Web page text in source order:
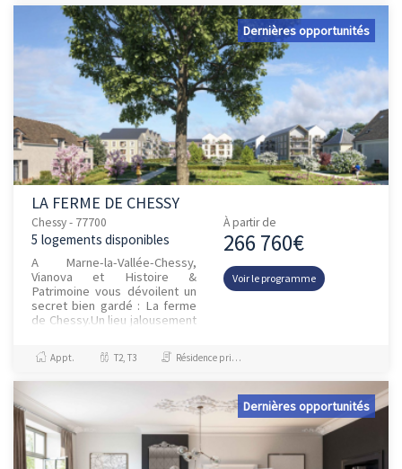
Dernières opportunités
LA FERME DE CHESSY
Chessy - 77700
5 logements disponibles
A Marne-la-Vallée-Chessy,
Vianova et Histoire &
Patrimoine vous dévoilent un
secret bien gardé : La ferme
de Chessy.Un lieu jalousement
en plein cœur d’un parc c...
À partir de
266 760€
Voir le programme
Appt. T2, T3 Résidence principale / PTZ
Dernières opportunités